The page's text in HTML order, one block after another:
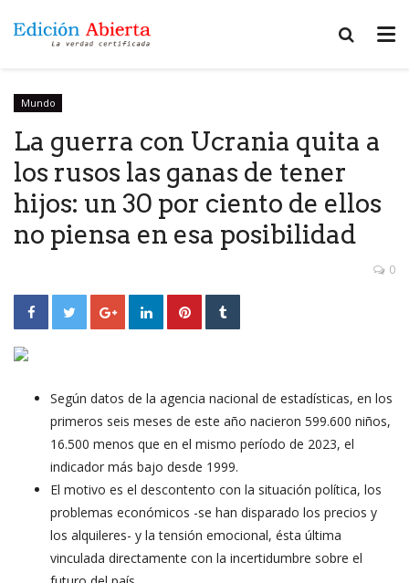
Mundo
La guerra con Ucrania quita a
los rusos las ganas de tener
hijos: un 30 por ciento de ellos
no piensa en esa posibilidad
0
Según datos de la agencia nacional de estadísticas, en los
primeros seis meses de este año nacieron 599.600 niños,
16.500 menos que en el mismo período de 2023, el
indicador más bajo desde 1999.
El motivo es el descontento con la situación política, los
problemas económicos -se han disparado los precios y
los alquileres- y la tensión emocional, ésta última
vinculada directamente con la incertidumbre sobre el